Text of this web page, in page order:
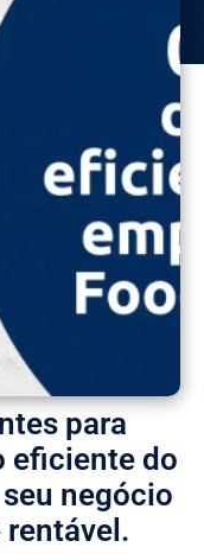
para
eficiente do
negócio